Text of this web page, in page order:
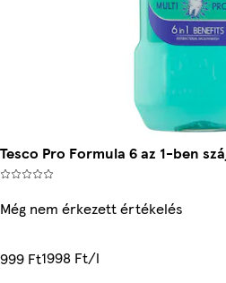
Tesco Pro Formula 6 az 1-ben
Még nem érkezett értékelés
999 Ft1998 Ft/l